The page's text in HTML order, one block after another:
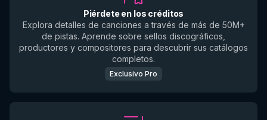
Piérdete en los créditos
Explora detalles de canciones a través de más de 50M+
de pistas. Aprende sobre sellos discográficos,
productores y compositores para descubrir sus catálogos
completos.
Exclusivo Pro